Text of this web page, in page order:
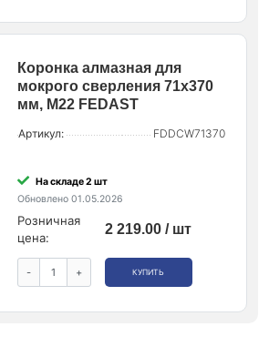
Коронка алмазная для
мокрого сверления 71х370
мм, M22 FEDAST
Артикул: FDDCW71370
На складе 2 шт
Обновлено 01.05.2026
Розничная
цена:
2 219.00 / шт
- + КУПИТЬ